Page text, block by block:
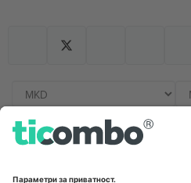
Канцеларии и поддршка